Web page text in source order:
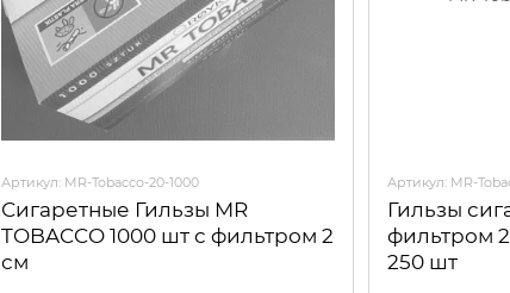
Артикул: MR-Tobacco-20-1000
Сигаретные Гильзы MR
TOBACCO 1000 шт с фильтром 2
см
Артикул: MR-
Гильзы
фильтром
250 шт